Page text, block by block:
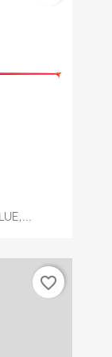
favorite_border